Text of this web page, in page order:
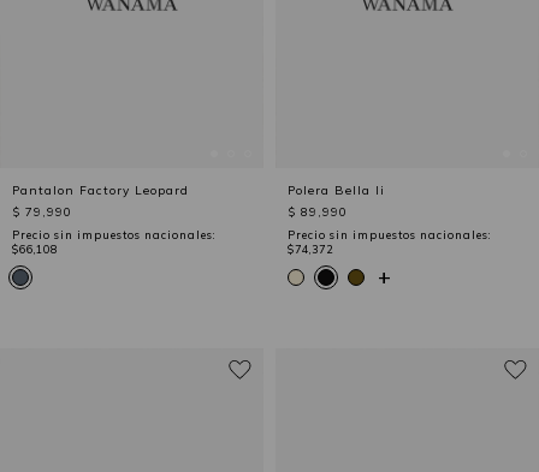
Pantalon Factory Leopard
$ 79,990
Precio sin impuestos nacionales:
$66,108
Polera Bella Ii
$ 89,990
Precio sin impuestos nacionales:
$74,372
+